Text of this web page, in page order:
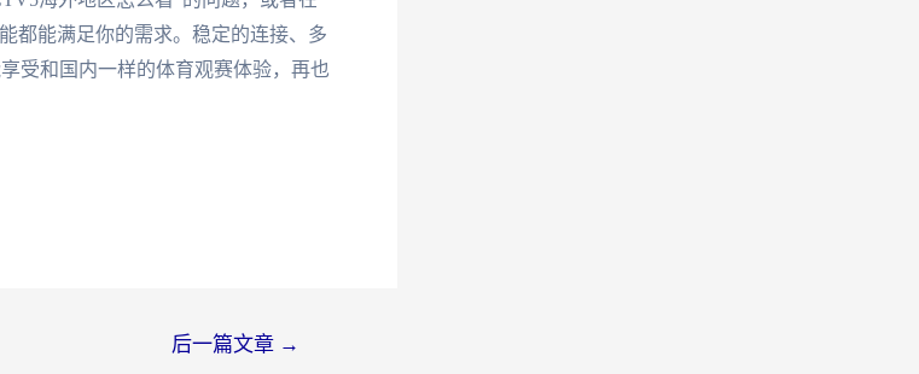
都能满足你的需求。稳定的连接、多
受和国内一样的体育观赛体验，再也
后一篇文章 →